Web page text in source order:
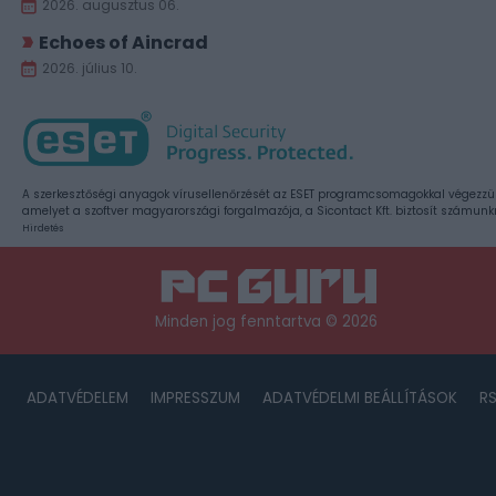
2026. augusztus 06.
Echoes of Aincrad
2026. július 10.
A szerkesztőségi anyagok vírusellenőrzését az ESET programcsomagokkal
amelyet a szoftver magyarországi forgalmazója, a Sicontact Kft. biztosít
Hirdetés
Minden jog fenntartva © 2026
ADATVÉDELEM IMPRESSZUM ADATVÉDELMI BEÁLLÍTÁSOK